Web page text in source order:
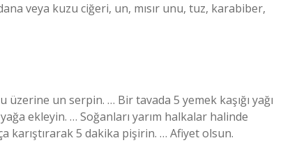
veya kuzu ciğeri, un, mısır unu, tuz, karabiber,
üzerine un serpin. … Bir tavada 5 yemek kaşığı yağı
ekleyin. … Soğanları yarım halkalar halinde
karıştırarak 5 dakika pişirin. … Afiyet olsun.